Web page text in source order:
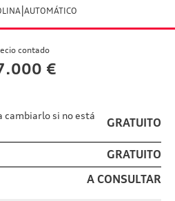
|AUTOMÁTICO
contado
€
cambiarlo si no está
GRATUITO
GRATUITO
A CONSULTAR